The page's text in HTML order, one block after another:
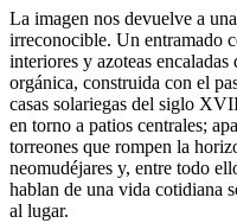
La imagen nos devuelve a
irreconocible. Un entramado
interiores y azoteas
orgánica, construida con el
casas solariegas del siglo
en torno a patios centrales;
torreones que rompen la
neomudéjares y, entre todo
hablan de una vida cotidiana
al lugar.